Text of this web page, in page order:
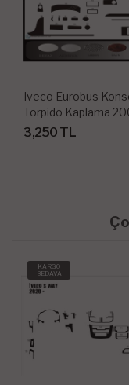
Iveco Eurobus
Torpido Kaplama
Parça
3,250 TL
KARGO
BEDAVA